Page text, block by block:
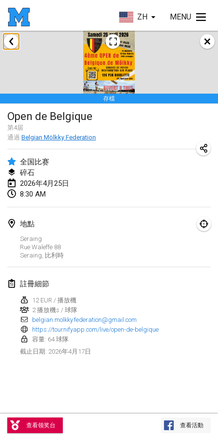
ZH MENU
由Mölkk Your World策划
显示列表
存檔
Open de Belgique
第4届
通過 Belgian Mölkky Federation
全国比赛
碎石
2026年4月25日
8:30 AM
地點
Seraing
Rue Waleffe 88
Seraing 比利時
註冊細節
12 EUR / 播放機
2 播放機s / 球隊
belgian.molkky.federation@gmail.com
https://tournifyapp.com/live/open-de-belgique
容量: 64 球隊
截止日期: 2026年4月17日
查看领奖台 查看活動
2026年1月
Tournoi de la bonne année
法國
Open de Boulay Triplette
2026年1月17日| 法國
Concours de Honnelles
2026年1月18日|比利時
Tournoi de Mölkky - Lesfous Dubâtonvaigeois
2026年1月31日
2026年2月1日
Indoor Polish Open 2026 - Doubles
2026年2月7日
Lazala Indoor Cup ZMGZEG
2026年2月7日|
Indoor Polish Open 2026 - Singles
2026年2月8日| 波蘭
2026年2月21日
显示